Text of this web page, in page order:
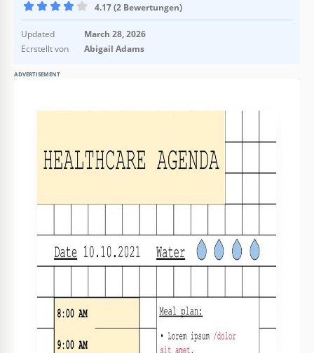
4.17 (2 Bewertungen)
Updated
March 28, 2026
Ecrstellt von
Abigail Adams
ADVERTISEMENT